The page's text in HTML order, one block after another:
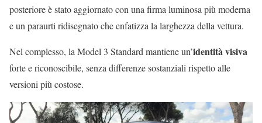
posteriore è stato aggiornato con una firma luminosa più moderna
e un paraurti ridisegnato che enfatizza la larghezza della vettura.
Nel complesso, la Model 3 Standard mantiene un’identità visiva
forte e riconoscibile, senza differenze sostanziali rispetto alle
versioni più costose.